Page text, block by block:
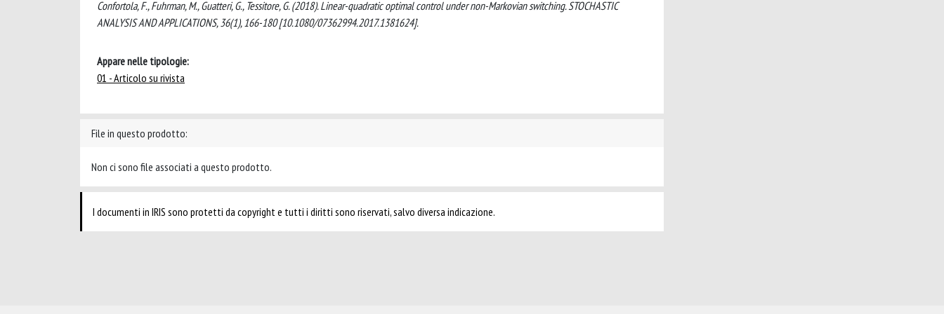
Confortola, F., Fuhrman, M., Guatteri, G., Tessitore, G. (2018). Linear-quadratic optimal control under non-Markovian switching. STOCHASTIC
ANALYSIS AND APPLICATIONS, 36(1), 166-180 [10.1080/07362994.2017.1381624].
Appare nelle tipologie:
01 - Articolo su rivista
File in questo prodotto:
Non ci sono file associati a questo prodotto.
I documenti in IRIS sono protetti da copyright e tutti i diritti sono riservati, salvo diversa indicazione.